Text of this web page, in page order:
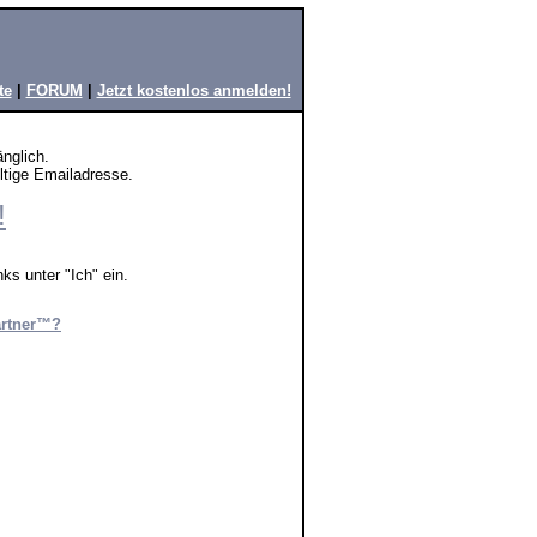
| FORUM Jetzt kostenlos anmelden!
Emailadresse.
unter "Ich" ein.